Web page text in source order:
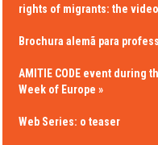
rights of migrants: the video
Brochura alemã para
AMITIE CODE event during
Week of Europe »
Web Series: o teaser